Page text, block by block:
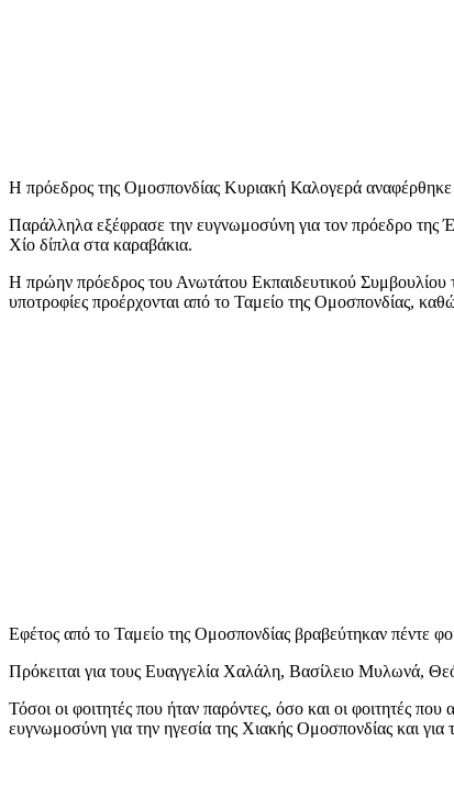
Η πρόεδρος της Ομοσπονδίας Κυριακή Καλογερά αναφέρθηκε
Παράλληλα εξέφρασε την ευγνωμοσύνη για τον πρόεδρο
Χίο δίπλα στα καραβάκια.
Η πρώην πρόεδρος του Ανωτάτου Εκπαιδευτικού Συμβουλίου
υποτροφίες προέρχονται από το Ταμείο της Ομοσπονδίας,
Εφέτος από το Ταμείο της Ομοσπονδίας βραβεύτηκαν πέντε
Πρόκειται για τους Ευαγγελία Χαλάλη, Βασίλειο Μυλωνά,
Τόσοι οι φοιτητές που ήταν παρόντες, όσο και οι φοιτητές
ευγνωμοσύνη για την ηγεσία της Χιακής Ομοσπονδίας και για